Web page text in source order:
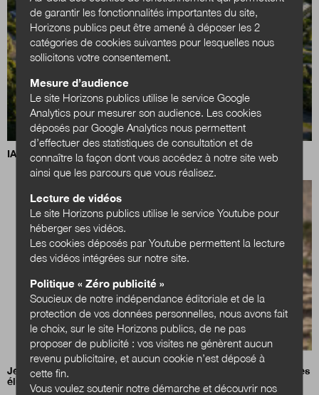
IA, data centers et territoires : quels choix pour demain ?
Jean-Charles Orsucci, président de l’Association nationale des
élus des littoraux (ANEL)
de garantir les fonctionnalités importantes du site,
Horizons publics peut être amené à déposer les 2
catégories de cookies suivantes pour lesquelles nous
sollicitons votre consentement.
Mesure d’audience
Le site Horizons publics utilise le service Google
Analytics pour mesurer son audience. Les cookies
déposés par Google Analytics nous permettent
d’effectuer des statistiques de consultation et de
connaître la façon dont vous accédez à notre site web
ainsi que les parcours que vous réalisez.
Lecture de vidéos
Le site Horizons publics utilise le service Youtube pour
héberger ses vidéos.
Les cookies déposés par Youtube permettent la lecture
des vidéos intégrées sur notre site.
Politique « Zéro publicité »
Soucieux de notre indépendance éditoriale et de la
protection de vos données personnelles, nous avons fait
le choix, sur le site Horizons publics, de ne pas
proposer de publicité : vos visites ne génèrent aucun
revenu publicitaire, et aucun cookie n’est déposé à
cette fin.
Vous voulez soutenir notre démarche et découvrir nos